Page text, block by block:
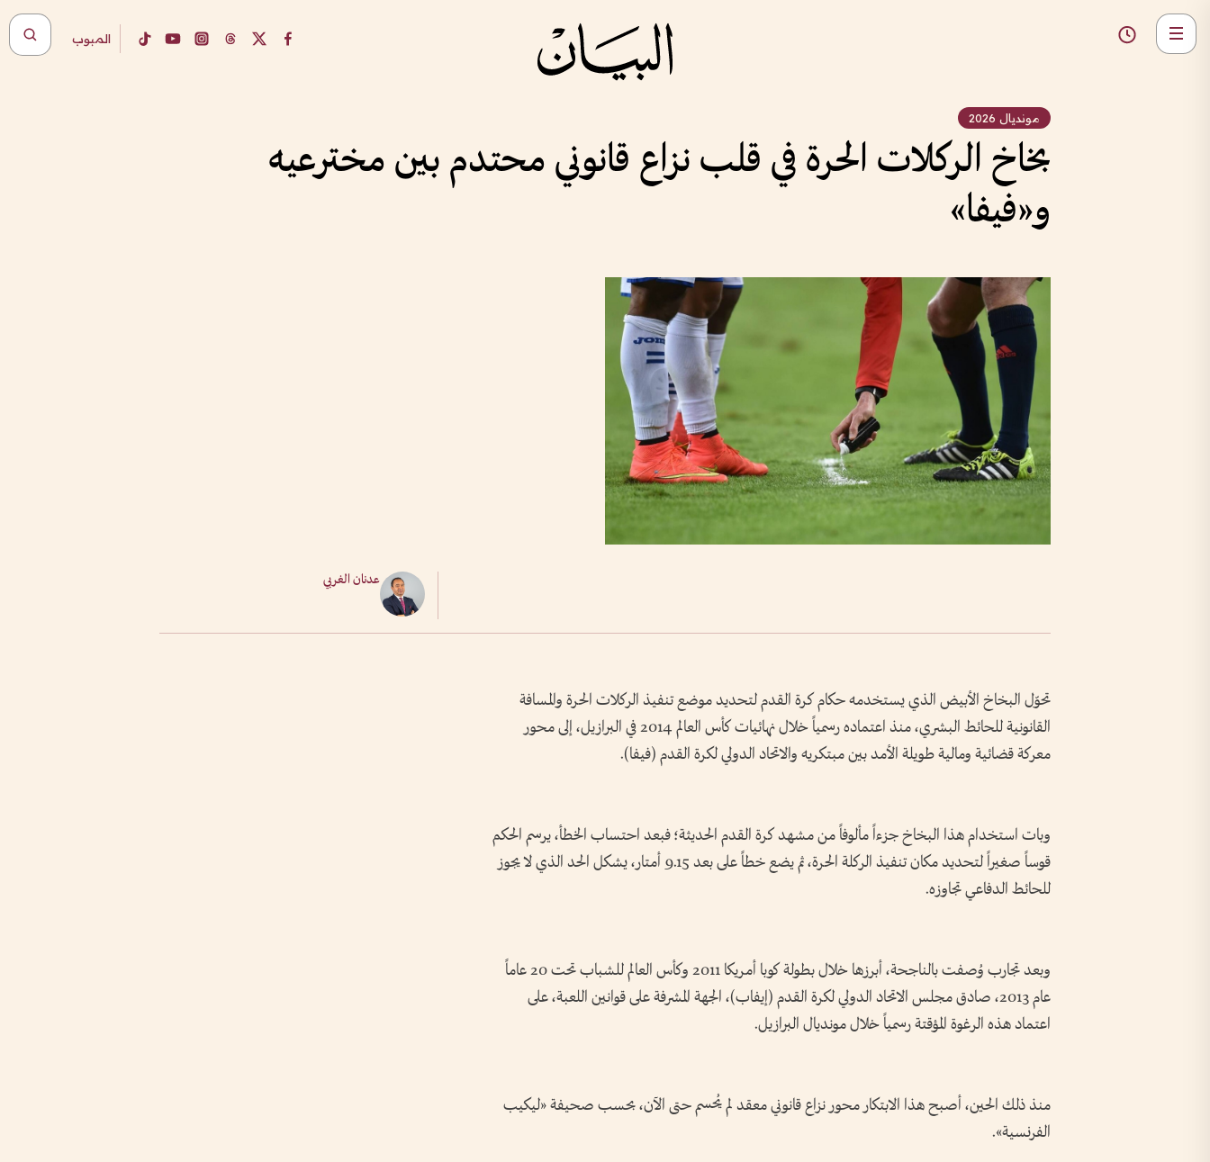
المبوب
مونديال 2026
بخاخ الركلات الحرة في قلب نزاع قانوني محتدم بين مخترعيه
و«فيفا»
عدنان الغربي
تحوّل البخاخ الأبيض الذي يستخدمه حكام كرة القدم لتحديد موضع تنفيذ الركلات الحرة والمسافة
القانونية للحائط البشري، منذ اعتماده رسمياً خلال نهائيات كأس العالم 2014 في البرازيل، إلى محور
معركة قضائية ومالية طويلة الأمد بين مبتكريه والاتحاد الدولي لكرة القدم (فيفا).
وبات استخدام هذا البخاخ جزءاً مألوفاً من مشهد كرة القدم الحديثة؛ فبعد احتساب الخطأ، يرسم الحكم
قوساً صغيراً لتحديد مكان تنفيذ الركلة الحرة، ثم يضع خطاً على بعد 9.15 أمتار، يشكل الحد الذي لا يجوز
للحائط الدفاعي تجاوزه.
وبعد تجارب وُصفت بالناجحة، أبرزها خلال بطولة كوبا أمريكا 2011 وكأس العالم للشباب تحت 20 عاماً
عام 2013، صادق مجلس الاتحاد الدولي لكرة القدم (إيفاب)، الجهة المشرفة على قوانين اللعبة، على
اعتماد هذه الرغوة المؤقتة رسمياً خلال مونديال البرازيل.
منذ ذلك الحين، أصبح هذا الابتكار محور نزاع قانوني معقد لم يُحسم حتى الآن، بحسب صحيفة «ليكيب
الفرنسية».